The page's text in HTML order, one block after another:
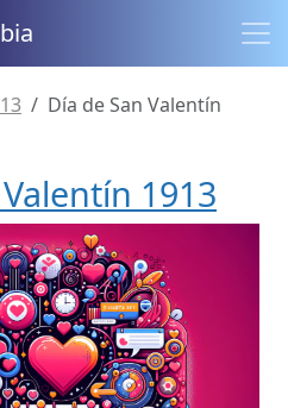
Día de San Valentín
1913